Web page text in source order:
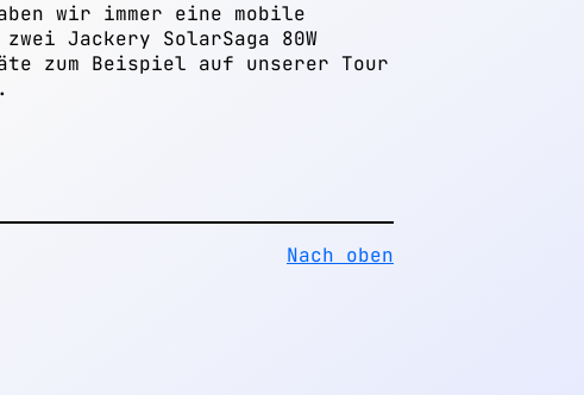
wir immer eine mobile
Jackery SolarSaga 80W
zum Beispiel auf unserer Tour
Nach oben